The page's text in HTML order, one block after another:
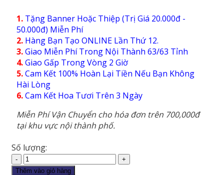
1. Tặng Banner Hoặc Thiệp (Trị Giá 20.000đ -
50.000đ) Miễn Phí
2. Hàng Bạn Tạo ONLINE Lần Thứ 12.
3.Giao Miễn Phí Trong Nội Thành 63/63 Tỉnh
4.Giao Gấp Trong Vòng 2 Giờ
5.Cam Kết 100% Hoàn Lại Tiền Nếu Bạn Không
Hài Lòng
6.Cam Kết Hoa Tươi Trên 3 Ngày
Miễn Phí Vận Chuyển cho hóa đơn trên 700,000đ
tại khu vực nội thành phố.
Số lượng:
Hoa
Khai
Thêm vào giỏ hàng